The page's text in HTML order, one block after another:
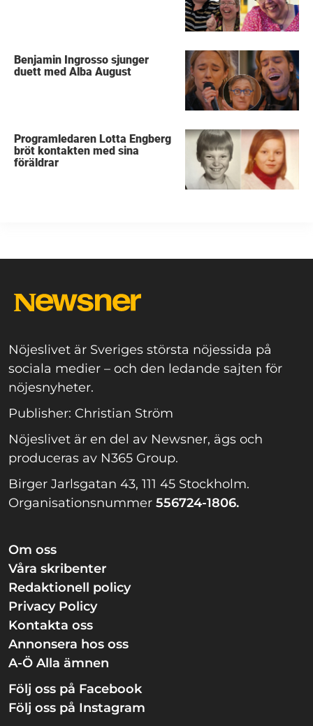
Benjamin Ingrosso sjunger
duett med Alba August
Programledaren Lotta Engberg
bröt kontakten med sina
föräldrar
Nöjeslivet är Sveriges största nöjessida på
sociala medier – och den ledande sajten för
nöjesnyheter.
Publisher: Christian Ström
Nöjeslivet är en del av Newsner, ägs och
produceras av N365 Group.
Birger Jarlsgatan 43, 111 45 Stockholm.
Organisationsnummer 556724-1806.
Om oss
Våra skribenter
Redaktionell policy
Privacy Policy
Kontakta oss
Annonsera hos oss
A-Ö Alla ämnen
Följ oss på Facebook
Följ oss på Instagram